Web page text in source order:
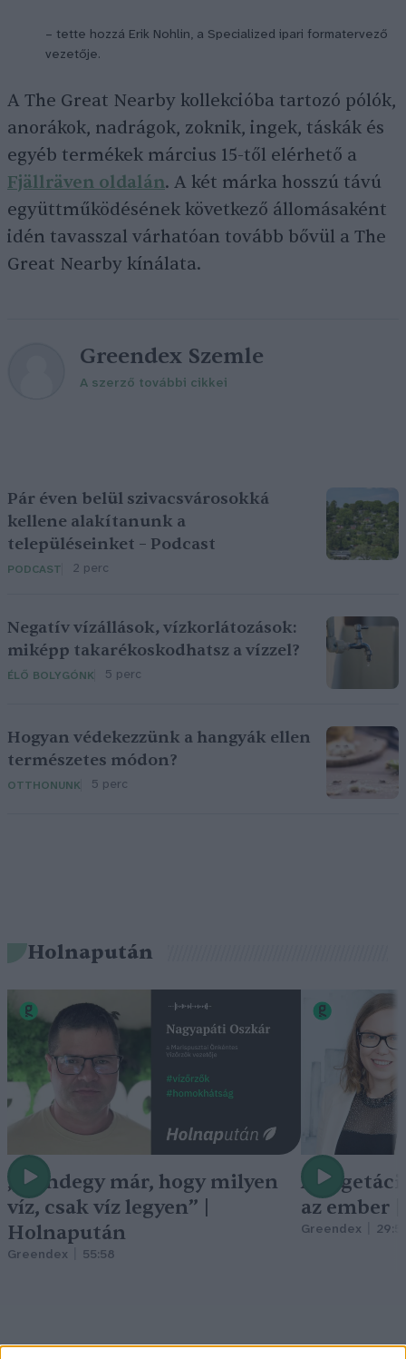
– tette hozzá Erik Nohlin, a Specialized ipari formatervező
vezetője.
A The Great Nearby kollekcióba tartozó pólók,
anorákok, nadrágok, zoknik, ingek, táskák és
egyéb termékek március 15-től elérhető a
Fjällräven oldalán. A két márka hosszú távú
együttműködésének következő állomásaként
idén tavasszal várhatóan tovább bővül a The
Great Nearby kínálata.
Greendex Szemle
A szerző további cikkei
Pár éven belül szivacsvárosokká
kellene alakítanunk a
településeinket – Podcast
PODCAST 2 perc
Negatív vízállások, vízkorlátozások:
miképp takarékoskodhatsz a vízzel?
ÉLŐ BOLYGÓNK 5 perc
Hogyan védekezzünk a hangyák ellen
természetes módon?
OTTHONUNK 5 perc
Holnapután
„Mindegy már, hogy milyen
víz, csak víz legyen” |
Holnapután
Greendex 55:58
A
az ember
Greendex